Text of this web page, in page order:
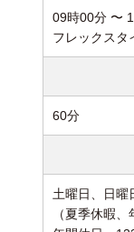
09時00分 〜
フレックスタ
60分
土曜日、日曜
（夏季休暇、